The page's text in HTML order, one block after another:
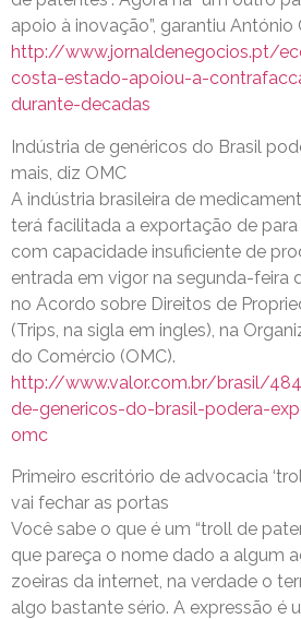
apoio à inovação”, garantiu António
http://www.jornaldenegocios.pt/
costa-estado-apoiou-a-
durante-decadas
Indústria de genéricos do Brasil
mais, diz OMC
A indústria brasileira de
terá facilitada a exportação de
com capacidade insuficiente de
entrada em vigor na segunda-feira
no Acordo sobre Direitos de
(Trips, na sigla em ingles), na
do Comércio (OMC).
http://www.valor.com.br/brasil/
de-genericos-do-brasil-podera-
omc
Primeiro escritório de advocacia
vai fechar as portas
Você sabe o que é um “troll de
que pareça o nome dado a algum
zoeiras da internet, na verdade o
algo bastante sério. A expressão é